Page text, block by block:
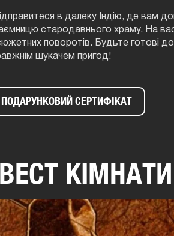
в далеку Індію, де вам
стародавнього храму. На
поворотів. Будьте готові до
шукачем пригод!
СЕРТИФІКАТ
КІМНАТИ